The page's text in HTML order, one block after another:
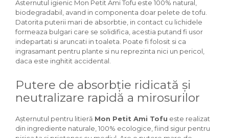
Igiena Iazuri
Conditioner apa iaz
Hrana pesti iazuri
Teste apa iaz
Filtre iaz
Pompe iaz
Accesorii iaz
Cai
Toaletare cai
Casti echitatie
Asternutul igienic Mon Petit Ami Tofu este 100% natural,
biodegradabil, avand in componenta doar pelete de tofu.
Datorita puterii mari de absorbtie, in contact cu lichidele
formeaza bulgari care se solidifica, acestia putand fi usor
indepartati si aruncati in toaleta. Poate fi folosit si ca
ingrasamant pentru plante si nu reprezinta nici un pericol,
daca este inghitit accidental.
Putere de absorbție ridicată și
neutralizare rapidă a mirosurilor
Așternutul pentru litieră Mon Petit Ami Tofu este realizat
din ingrediente naturale, 100% ecologice, fiind sigur pentru